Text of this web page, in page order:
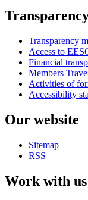
Transparency
Access to
Financial
Members
Activities of
Accessibility
Our website
Sitemap
RSS
Work with us